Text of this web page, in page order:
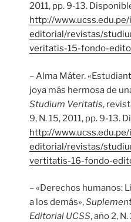
2011, pp. 9-13.
http://
editorial/revistas/
veritatis-15-fondo-
– Alma Máter.
joya más hermosa de
Studium Veritatis,
9, N. 15, 2011, pp. 9-13.
http://
editorial/revistas/
vertitatis-16-fondo-
– «Derechos humanos:
a los demás»,
Editorial UCSS, año 2,